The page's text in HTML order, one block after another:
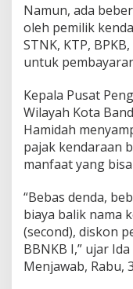
Namun, ada
oleh pemilik
STNK, KTP,
untuk
Kepala Pusat
Wilayah Kota
Hamidah
pajak kendaraan
manfaat yang
“Bebas denda,
biaya balik nama
(second), diskon
BBNKB I,” ujar
Menjawab, Rabu,